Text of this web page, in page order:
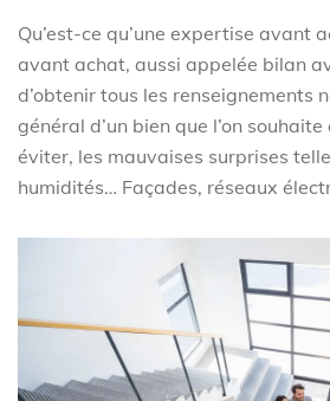
Qu’est-ce qu’une expertise avant
avant achat, aussi appelée bilan
d’obtenir tous les renseignements
général d’un bien que l’on
éviter, les mauvaises surprises
humidités… Façades, réseaux